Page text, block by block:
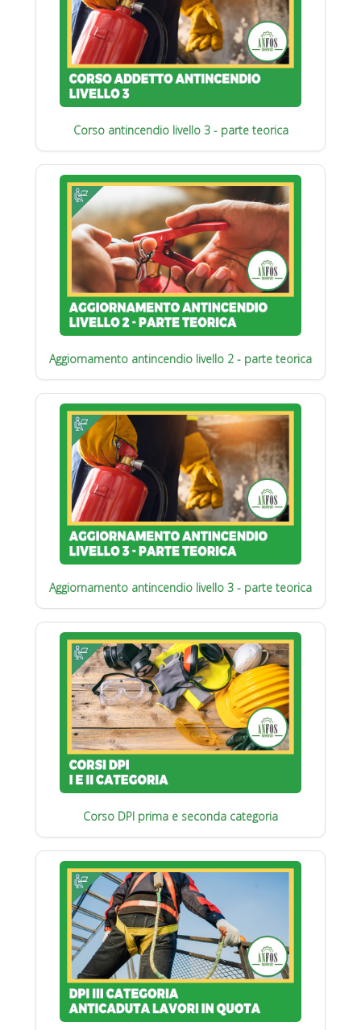
Corso antincendio livello 3 - parte teorica
Aggiornamento antincendio livello 2 - parte teorica
Aggiornamento antincendio livello 3 - parte teorica
Corso DPI prima e seconda categoria